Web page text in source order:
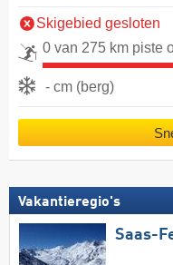
Skigebied gesloten
0 van 275 km piste
- cm (berg)
Vakantieregio's
Saas-